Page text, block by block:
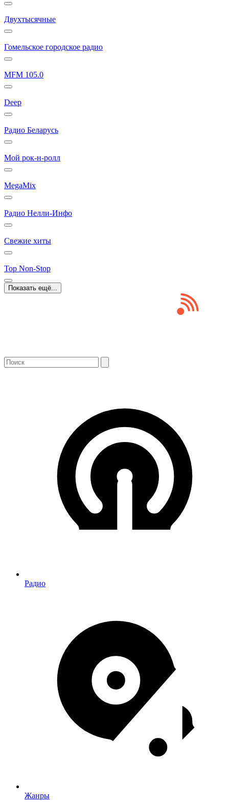
Двухтысячные
Гомельское городское радио
MFM 105.0
Deep
Радио Беларусь
Мой рок-н-ролл
MegaMix
Радио Нелли-Инфо
Свежие хиты
Top Non-Stop
Показать ещё...
Радио
Жанры